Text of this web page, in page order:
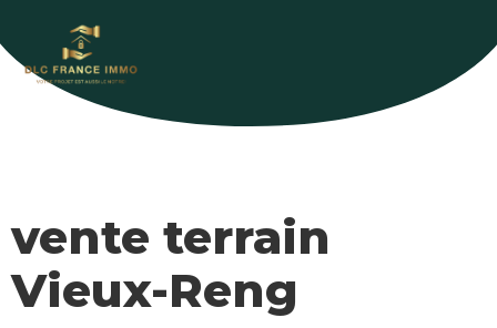
vente terrain
Vieux-Reng